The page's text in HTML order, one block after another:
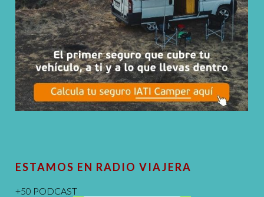
ESTAMOS EN RADIO VIAJERA
+50 PODCAST